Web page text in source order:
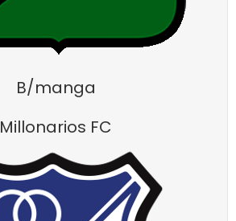
B/manga
Millonarios FC